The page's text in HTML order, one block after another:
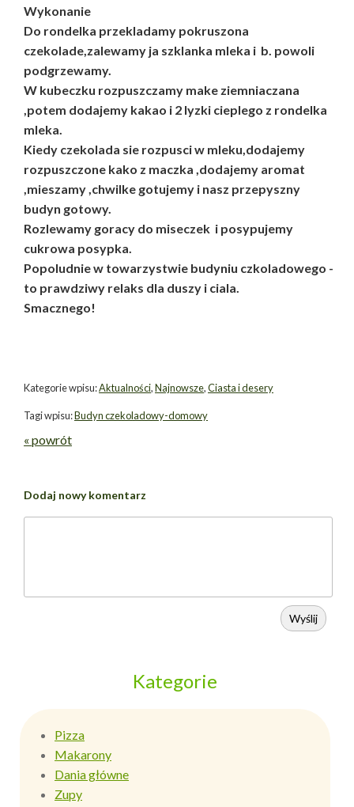
Wykonanie
Do rondelka przekladamy pokruszona
czekolade,zalewamy ja szklanka mleka i b. powoli
podgrzewamy.
W kubeczku rozpuszczamy make ziemniaczana
,potem dodajemy kakao i 2 lyzki cieplego z rondelka
mleka.
Kiedy czekolada sie rozpusci w mleku,dodajemy
rozpuszczone kako z maczka ,dodajemy aromat
,mieszamy ,chwilke gotujemy i nasz przepyszny
budyn gotowy.
Rozlewamy goracy do miseczek i posypujemy
cukrowa posypka.
Popoludnie w towarzystwie budyniu czkoladowego -
to prawdziwy relaks dla duszy i ciala.
Smacznego!
Kategorie wpisu:Aktualności,Najnowsze,Ciasta i desery
Tagi wpisu:Budyn czekoladowy-domowy
« powrót
Dodaj nowy komentarz
Wyślij
Kategorie
Pizza
Makarony
Dania główne
Zupy